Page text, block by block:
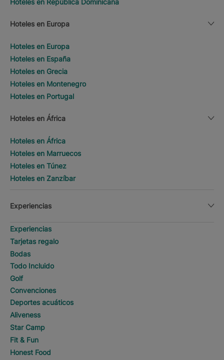
Hoteles en República Dominicana
Hoteles en Europa
Hoteles en Europa
Hoteles en España
Hoteles en Grecia
Hoteles en Montenegro
Hoteles en Portugal
Hoteles en África
Hoteles en África
Hoteles en Marruecos
Hoteles en Túnez
Hoteles en Zanzíbar
Experiencias
Experiencias
Tarjetas regalo
Bodas
Todo Incluido
Golf
Convenciones
Deportes acuáticos
Aliveness
Star Camp
Fit & Fun
Honest Food